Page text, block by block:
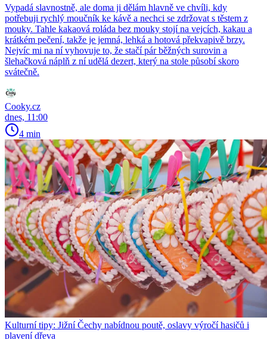
Vypadá slavnostně, ale doma ji dělám hlavně ve chvíli, kdy
potřebuji rychlý moučník ke kávě a nechci se zdržovat s těstem z
mouky. Tahle kakaová roláda bez mouky stojí na vejcích, kakau a
krátkém pečení, takže je jemná, lehká a hotová překvapivě brzy.
Nejvíc mi na ní vyhovuje to, že stačí pár běžných surovin a
šlehačková náplň z ní udělá dezert, který na stole působí skoro
svátečně.
Cooky.cz
dnes, 11:00
4 min
Kulturní tipy: Jižní Čechy nabídnou poutě, oslavy výročí hasičů i
plavení dřeva